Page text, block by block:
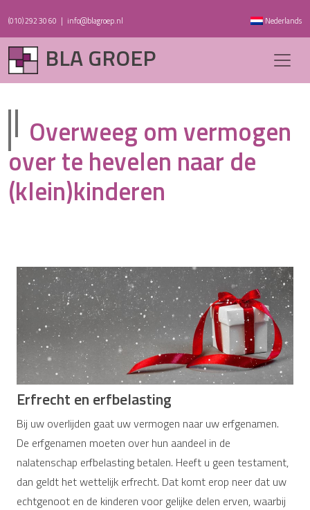
(010) 292 30 60 | info@blagroep.nl Nederlands
BLA GROEP
Overweeg om vermogen
over te hevelen naar de
(klein)kinderen
Erfrecht en erfbelasting
Bij uw overlijden gaat uw vermogen naar uw erfgenamen.
De erfgenamen moeten over hun aandeel in de
nalatenschap erfbelasting betalen. Heeft u geen testament,
dan geldt het wettelijk erfrecht. Dat komt erop neer dat uw
echtgenoot en de kinderen voor gelijke delen erven, waarbij